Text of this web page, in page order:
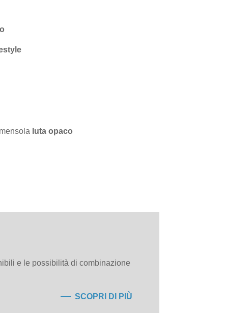
Iuta opaco
e le possibilità di combinazione
SCOPRI DI PIÙ